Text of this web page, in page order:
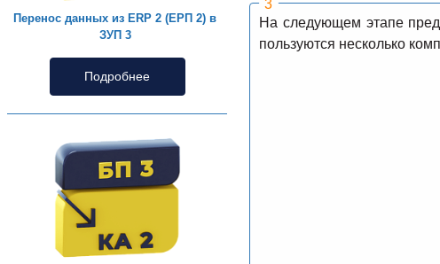
Перенос данных из ERP 2 (ЕРП 2) в
ЗУП 3
Подробнее
На следующем этапе
пользуются несколько